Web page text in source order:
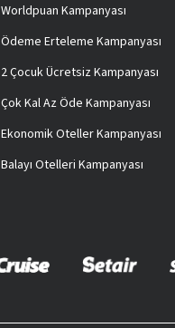
Worldpuan Kampanyası
Ödeme Erteleme Kampanyası
2 Çocuk Ücretsiz Kampanyası
Çok Kal Az Öde Kampanyası
Ekonomik Oteller Kampanyası
Balayı Otelleri Kampanyası